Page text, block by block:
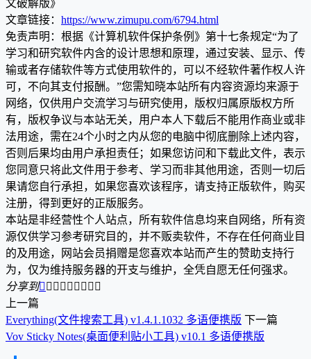
文破解版》
文章链接： https://www.zimupu.com/6794.html
免责声明：根据《计算机软件保护条例》第十七条规定“为了
学习和研究软件内含的设计思想和原理，通过安装、显示、传
输或者存储软件等方式使用软件的，可以不经软件著作权人许
可，不向其支付报酬。”您需知晓本站所有内容资源均来源于
网络，仅供用户交流学习与研究使用，版权归属原版权方所
有，版权争议与本站无关，用户本人下载后不能用作商业或非
法用途，需在24个小时之内从您的电脑中彻底删除上述内容，
否则后果均由用户承担责任；如果您访问和下载此文件，表示
您同意只将此文件用于参考、学习而非其他用途，否则一切后
果请您自行承担，如果您喜欢该程序，请支持正版软件，购买
注册，得到更好的正版服务。
本站是非经营性个人站点，所有软件信息均来自网络，所有资
源仅供学习参考研究目的，并不贩卖软件，不存在任何商业目
的及用途，网站会员捐赠是您喜欢本站而产生的赞助支持行
为，仅为维持服务器的开支与维护，全凭自愿无任何强求。
分享到        
上一篇
Everything(文件搜索工具) v1.4.1.1032 多语便携版 下一篇
Vov Sticky Notes(桌面便利贴小工具) v10.1 多语便携版